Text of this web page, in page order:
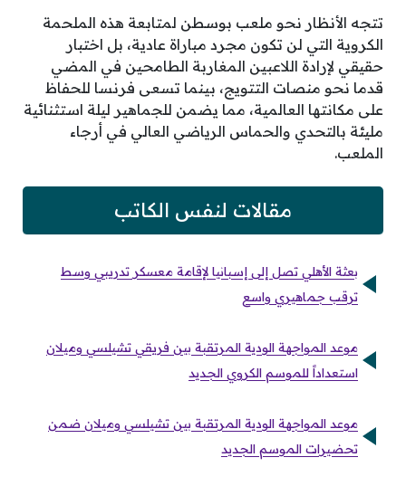
تتجه الأنظار نحو ملعب بوسطن لمتابعة هذه الملحمة
الكروية التي لن تكون مجرد مباراة عادية، بل اختبار
حقيقي لإرادة اللاعبين المغاربة الطامحين في المضي
قدما نحو منصات التتويج، بينما تسعى فرنسا للحفاظ
على مكانتها العالمية، مما يضمن للجماهير ليلة استثنائية
مليئة بالتحدي والحماس الرياضي العالي في أرجاء
الملعب.
مقالات لنفس الكاتب
بعثة الأهلي تصل إلى إسبانيا لإقامة معسكر تدريبي وسط
ترقب جماهيري واسع
موعد المواجهة الودية المرتقبة بين فريقي تشيلسي وميلان
استعداداً للموسم الكروي الجديد
موعد المواجهة الودية المرتقبة بين تشيلسي وميلان ضمن
تحضيرات الموسم الجديد